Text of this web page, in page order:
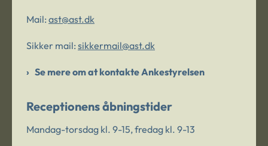
Mail: ast@ast.dk
Sikker mail: sikkermail@ast.dk
Se mere om at kontakte Ankestyrelsen
Receptionens åbningstider
Mandag-torsdag kl. 9-15, fredag kl. 9-13